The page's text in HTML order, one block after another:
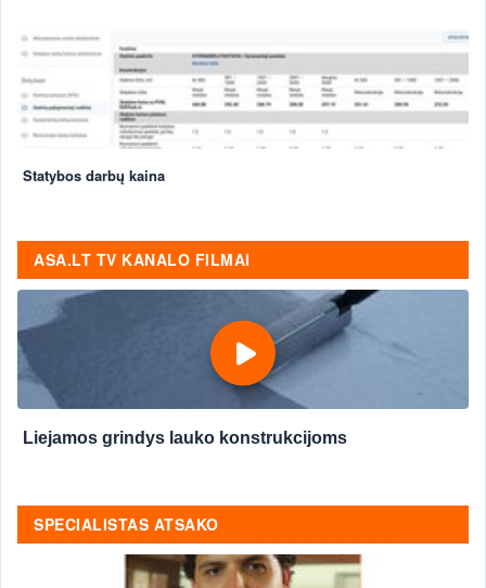
Statybos darbų kaina
ASA.LT TV KANALO FILMAI
Liejamos grindys lauko konstrukcijoms
SPECIALISTAS ATSAKO